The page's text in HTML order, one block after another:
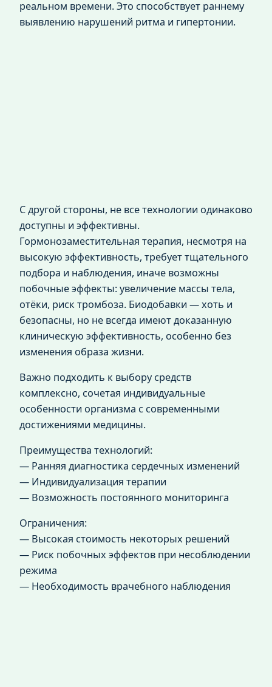
реальном времени. Это способствует раннему
выявлению нарушений ритма и гипертонии.
С другой стороны, не все технологии одинаково
доступны и эффективны.
Гормонозаместительная терапия, несмотря на
высокую эффективность, требует тщательного
подбора и наблюдения, иначе возможны
побочные эффекты: увеличение массы тела,
отёки, риск тромбоза. Биодобавки — хоть и
безопасны, но не всегда имеют доказанную
клиническую эффективность, особенно без
изменения образа жизни.
Важно подходить к выбору средств
комплексно, сочетая индивидуальные
особенности организма с современными
достижениями медицины.
Преимущества технологий:
— Ранняя диагностика сердечных изменений
— Индивидуализация терапии
— Возможность постоянного мониторинга
Ограничения:
— Высокая стоимость некоторых решений
— Риск побочных эффектов при несоблюдении
режима
— Необходимость врачебного наблюдения